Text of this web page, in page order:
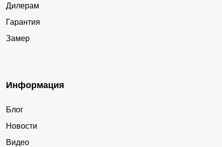
Дилерам
Гарантия
Замер
Информация
Блог
Новости
Видео